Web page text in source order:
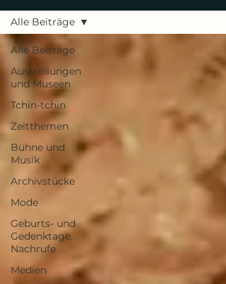
Alle Beiträge
Ausstellungen
und Museen
Tchin-tchin
Zeitthemen
Bühne und
Musik
Archivstücke
Mode
Geburts- und
Gedenktage,
Nachrufe
Medien
Alle Beiträge